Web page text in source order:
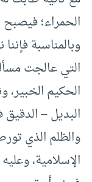
الحمراء؛ فيصبح
وبالمناسبة
التي عالجت
الحكيم
البديل – الدقيق
والظلم الذي
الإسلامية،